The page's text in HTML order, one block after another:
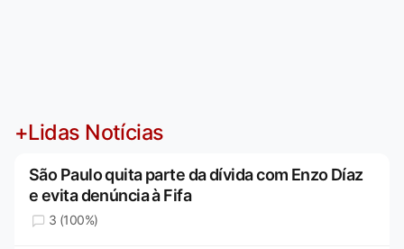
+Lidas Notícias
São Paulo quita parte da dívida com Enzo Díaz
e evita denúncia à Fifa
3 (100%)